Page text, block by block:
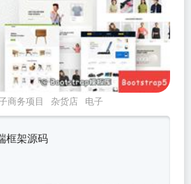
商务项目 杂货店
电子
框架源码